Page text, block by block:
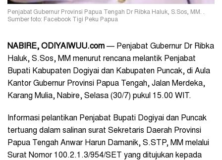
Penjabat Gubernur Provinsi Papua Tengah Dr Ribka Haluk, S.Sos, MM. .
Sumber foto: Facebook Tigi Peku Papua
NABIRE, ODIYAIWUU.com — Penjabat Gubernur Dr Ribka
Haluk, S.Sos, MM menurut rencana melantik Penjabat
Bupati Kabupaten Dogiyai dan Kabupaten Puncak, di Aula
Kantor Gubernur Provinsi Papua Tengah, Jalan Merdeka,
Karang Mulia, Nabire, Selasa (30/7) pukul 15.00 WIT.
Informasi pelantikan Penjabat Bupati Dogiyai dan Puncak
tertuang dalam salinan surat Sekretaris Daerah Provinsi
Papua Tengah Anwar Harun Damanik, S.STP, MM melalui
Surat Nomor 100.2.1.3/954/SET yang ditujukan kepada